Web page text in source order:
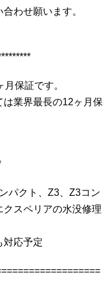
わせ願います。
保証です。
業界最長の12ヶ月保
パクト、Z3、Z3コン
スペリアの水没修理
対応予定